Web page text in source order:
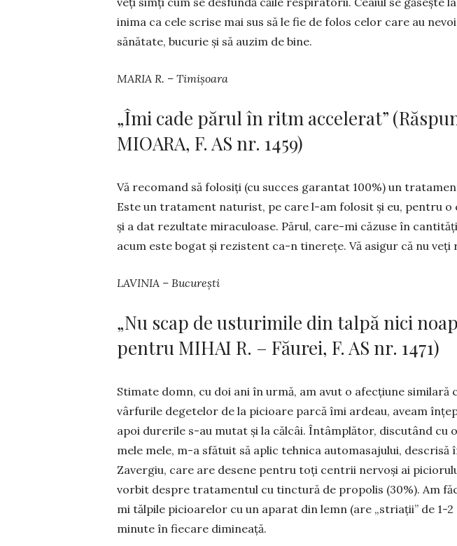
inima ca cele scrise mai sus să le fie de folos celor care au
sănătate, bu­cu­rie și să auzim de bine.
MARIA R. – Timișoara
„Îmi cade părul în ritm accelerat”
MIOARA, F. AS nr. 1459)
Vă recomand să folosiți (cu succes garantat 100%) un
Este un tratament naturist, pe care l-am folosit și eu, pentru o
și a dat rezultate mira­culoase. Părul, care-mi că­zuse în
acum este bo­­gat și re­zis­tent ca-n tine­rețe. Vă asigur că nu veți
LAVINIA – București
„Nu scap de usturimile din talpă nici
pentru MIHAI R. – Făurei, F. AS nr. 1471)
Stimate domn, cu doi ani în urmă, am avut o afec­­țiu­ne similară
vârfurile degetelor de la pi­cioare parcă îmi ardeau, aveam
apoi durerile s-au mu­tat și la călcâi. În­tâm­plător, discutând cu
me­le mele, m-a sfătuit să aplic teh­nica automa­sa­ju­lui,
Zavergiu, care are desene pentru toți centrii nervoși ai
vorbit despre tra­ta­mentul cu tinctură de propolis (30%). Am
mi tălpile pi­cioa­re­lor cu un aparat din lemn (are „stri­ații” de 1-
minute în fiecare di­mi­nea­ță.